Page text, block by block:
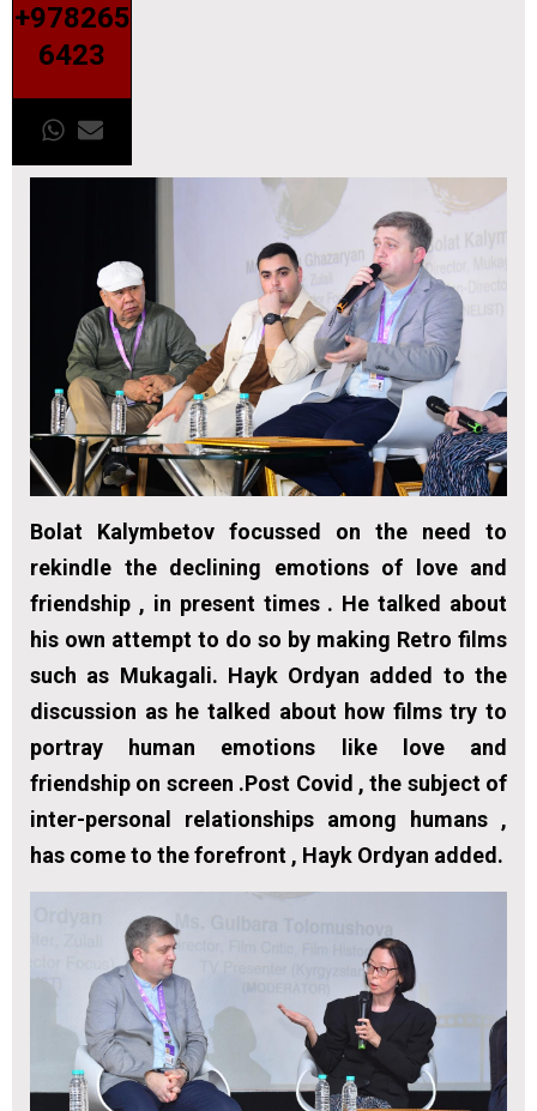
+978265
6423
Bolat Kalymbetov focussed on the need to
rekindle the declining emotions of love and
friendship , in present times . He talked about
his own attempt to do so by making Retro films
such as Mukagali. Hayk Ordyan added to the
discussion as he talked about how films try to
portray human emotions like love and
friendship on screen .Post Covid , the subject of
inter-personal relationships among humans ,
has come to the forefront , Hayk Ordyan added.